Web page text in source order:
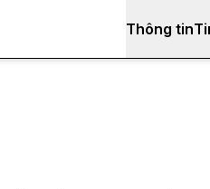
Thông tin